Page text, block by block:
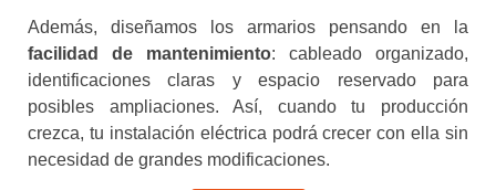
Además, diseñamos los armarios pensando en la
facilidad de mantenimiento: cableado organizado,
identificaciones claras y espacio reservado para
posibles ampliaciones. Así, cuando tu producción
crezca, tu instalación eléctrica podrá crecer con ella sin
necesidad de grandes modificaciones.